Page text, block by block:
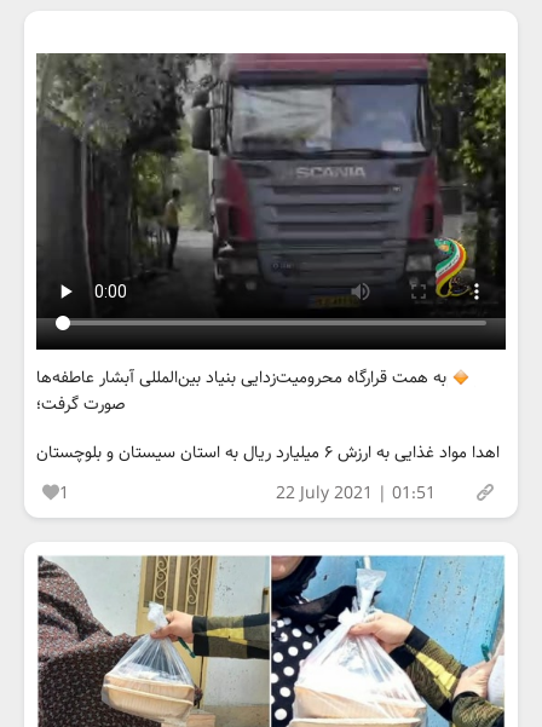
به همت قرارگاه محرومیت‌زدایی بنیاد بین‌المللی آبشار عاطفه‌ها
صورت گرفت؛
اهدا مواد غذایی به ارزش ۶ میلیارد ریال به استان سیستان و بلوچستان
1
22 July 2021 | 01:51